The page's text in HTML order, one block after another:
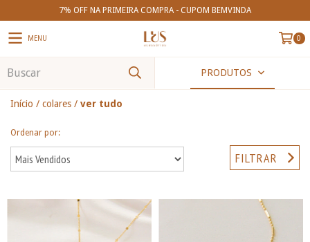
7% OFF NA PRIMEIRA COMPRA - CUPOM BEMVINDA
MENU 0
PRODUTOS
Início / colares / ver tudo
Ordenar por:
FILTRAR